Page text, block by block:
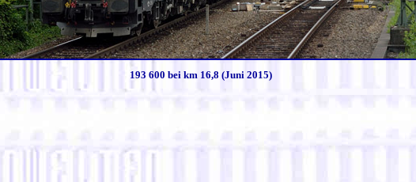
193 600 bei km 16,8 (Juni 2015)